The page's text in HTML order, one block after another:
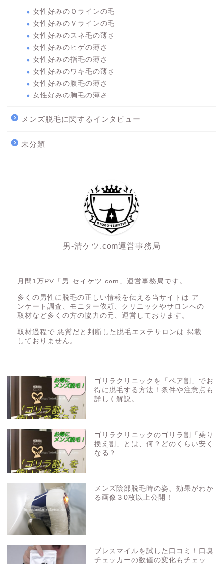
女性好みのＯラインの毛
女性好みのＶラインの毛
女性好みのスネ毛の薄さ
女性好みのヒゲの薄さ
女性好みの指毛の薄さ
女性好みのワキ毛の薄さ
女性好みの腹毛の薄さ
女性好みの胸毛の薄さ
メンズ脱毛に関するインタビュー
未分類
男-清ケツ.com運営事務局
月間1万PV「男-セイケツ.com」運営事務局です。
多くの男性に脱毛の正しい情報を伝える当サイトは ア
ンケート調査、モニター依頼、クリニックやサロンへの
取材など多くの方の協力の元、運営しております。
取材過程で 悪質だと判断した脱毛エステサロンは 掲載
しておりません。
ゴリラクリニックを「ペア割」でお
得に脱毛する方法！条件や注意点も
詳しく解説。
ゴリラクリニックのゴリラ割「乗り
換え割」とは、何？どのくらい安く
なる？
メンズ陰部脱毛時の姿、効果がわか
る画像３0枚以上公開！
ブレスマイルを試した口コミ！口臭
チェッカーの数値の変化もチェッ